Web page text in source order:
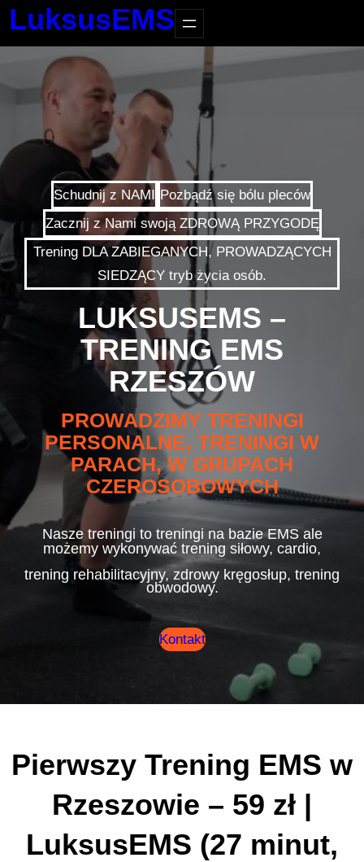
LuksusEMS
Schudnij z NAMI Pozbądź się bólu pleców
Zacznij z Nami swoją ZDROWĄ PRZYGODĘ
Trening DLA ZABIEGANYCH, PROWADZĄCYCH
SIEDZĄCY tryb życia osób.
LUKSUSEMS –
TRENING EMS
RZESZÓW
PROWADZIMY TRENINGI
PERSONALNE, TRENINGI W
PARACH, W GRUPACH
CZEROSOBOWYCH
Nasze treningi to treningi na bazie EMS ale
możemy wykonywać trening siłowy, cardio,
trening rehabilitacyjny, zdrowy kręgosłup, trening
obwodowy.
Kontakt
Pierwszy Trening EMS w
Rzeszowie – 59 zł |
LuksusEMS (27 minut,